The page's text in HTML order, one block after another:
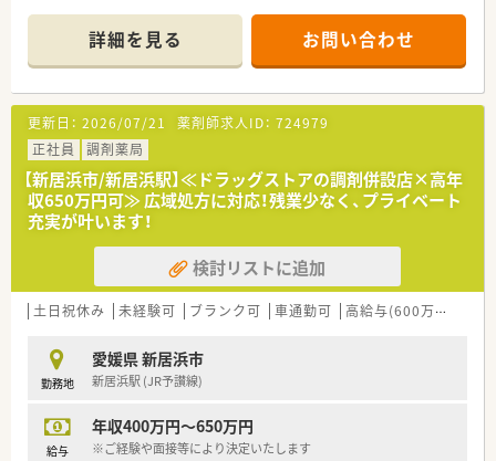
■新居浜駅から車で7分の場所に位置しており、スーパーなどが
同敷地内にある利便性の高い環境の店舗です
■ピッキング監査システムを導入しており、正確かつ効率的に
日々の調剤業務を進めることができる環境です
≪こんな企業です
■四国エリアを中心に多角的な事業を展開しており、業界大手グ
ループに参画したことで強固な経営基盤を持っています。
■調剤併設型店舗の出店ペースはエリア屈指のスピードを誇り、
地域に密着した医療と健康の提供を目指しています。
■従業員割引制度など大手ならではの充実した福利厚生が整っ
ており、長く安心して働き続けられる環境が魅力です。
詳細を見る お問い合わせ
更新日： 2026/07/21 薬剤師求人ID： 724979
正社員
調剤薬局
【新居浜市/新居浜駅】≪ドラッグストアの調剤併設店×高年
収650万円可≫ 広域処方に対応！残業少なく、プライベート
充実が叶います！
検討リストに追加
土日祝休み 未経験可 ブランク可 車通勤可 高給与(600万円以上)
勤務地
愛媛県 新居浜市
新居浜駅 (JR予讃線)
給与
年収400万円～650万円
※ご経験や面接等により決定いたします